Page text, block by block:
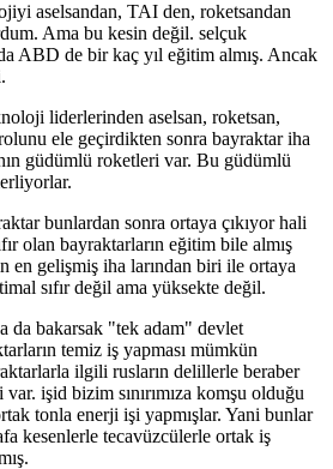
aselsandan, TAI den, roketsandan
Ama bu kesin değil. selçuk
ABD de bir kaç yıl eğitim almış. Ancak
liderlerinden aselsan, roketsan,
ele geçirdikten sonra bayraktar iha
güdümlü roketleri var. Bu güdümlü
bunlardan sonra ortaya çıkıyor hali
olan bayraktarların eğitim bile almış
en gelişmiş iha larından biri ile ortaya
sıfır değil ama yüksekte değil.
da bakarsak "tek adam" devlet
temiz iş yapması mümkün
ilgili rusların delillerle beraber
var. işid bizim sınırımıza komşu olduğu
tonla enerji işi yapmışlar. Yani bunlar
kesenlerle tecavüzcülerle ortak iş